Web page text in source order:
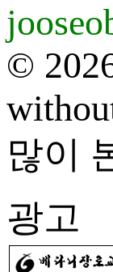
©
많이
광고